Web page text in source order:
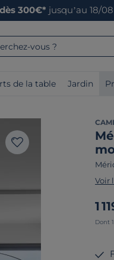
300€* jusqu’au 18/08
vous ?
de la table Jardin
Voir
1
Dont